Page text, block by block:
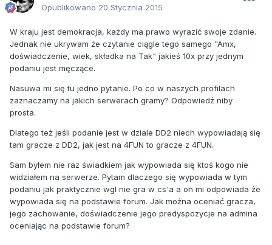
Opublikowano 20 Stycznia 2015
W kraju jest demokracja, każdy ma prawo wyrazić swoje zdanie.
Jednak nie ukrywam że czytanie ciągle tego samego "Amx,
doświadczenie, wiek, składka na Tak" jakieś 10x przy jednym
podaniu jest męczące.
Nasuwa mi się tu jedno pytanie. Po co w naszych profilach
zaznaczamy na jakich serwerach gramy? Odpowiedź niby
prosta.
Dlatego też jeśli podanie jest w dziale DD2 niech wypowiadają się
tam gracze z DD2, jak jest na 4FUN to gracze z 4FUN.
Sam byłem nie raz świadkiem jak wypowiada się ktoś kogo nie
widziałem na serwerze. Pytam dlaczego się wypowiada w tym
podaniu jak praktycznie wgl nie gra w cs'a a on mi odpowiada że
wypowiada się na podstawie forum. Jak można oceniać gracza,
jego zachowanie, doświadczenie jego predyspozycje na admina
oceniając na podstawie forum?